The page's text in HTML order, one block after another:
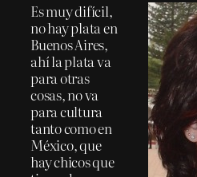
Es muy difícil,
no hay plata en
Buenos Aires,
ahí la plata va
para otras
cosas, no va
para cultura
tanto como en
México, que
hay chicos que